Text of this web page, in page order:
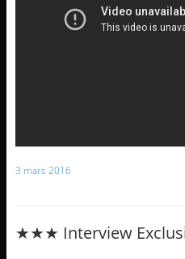
3 mars 2016
★★★ Interview